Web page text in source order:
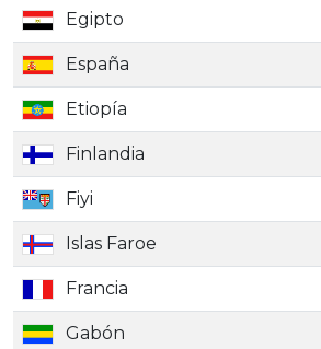
Egipto
España
Etiopía
Finlandia
Fiyi
Islas Faroe
Francia
Gabón